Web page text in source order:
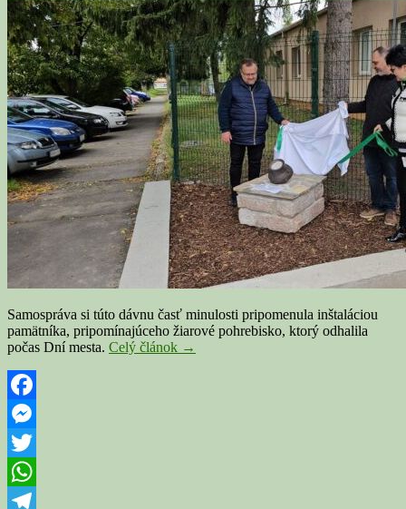
Samospráva si túto dávnu časť minulosti pripomenula inštaláciou
pamätníka, pripomínajúceho žiarové pohrebisko, ktorý odhalila
počas Dní mesta. Celý článok Pod
→
Facebook
Messenger
Twitter
WhatsApp